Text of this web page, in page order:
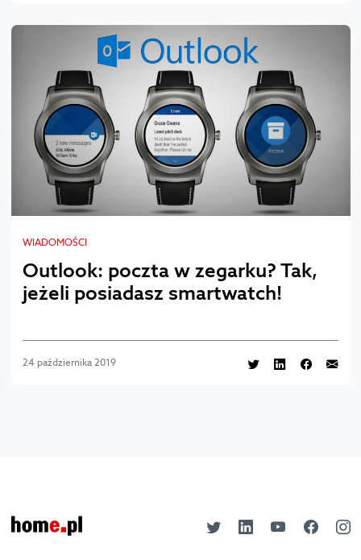
WIADOMOŚCI
Outlook: poczta w zegarku? Tak,
jeżeli posiadasz smartwatch!
24 października 2019